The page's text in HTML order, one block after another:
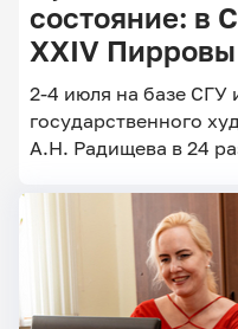
Главные
состояние: в
XXIV Пирровы
2-4 июля на базе СГУ
государственного
А.Н. Радищева в 24